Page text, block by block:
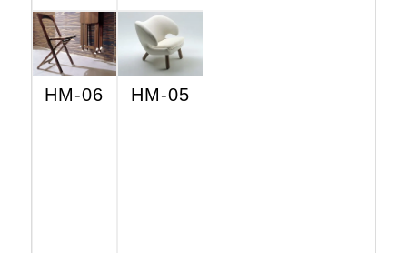
HM-06 HM-05